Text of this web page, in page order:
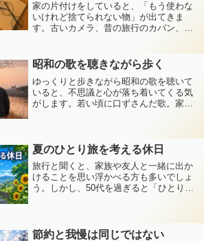
家の片付けをしていると、「もう使わな
いけれど捨てられない物」が出てきま
す。古いカメラ、昔の旅行のカバン、壊
ます。そんな「使わなくなった物」たち
を通して、最近感じたことを...
昭和の歌を聴きながら歩く
ゆっくりと歩きながら昭和の歌を聴いて
いると、不思議と心が落ち着いてくる気
がします。若い頃に口ずさんだ歌。家族
とが増えてきました。せっか...
夏のひとり旅を考える休日
旅行と聞くと、家族や友人と一緒に出か
けることを思い浮かべる方も多いでしょ
う。しかし、50代を過ぎると「ひとりで
のひとり旅に出かけてみようと思うこと
があります。誰かと予定...
節約と我慢は同じではない